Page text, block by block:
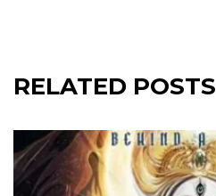
RELATED POSTS